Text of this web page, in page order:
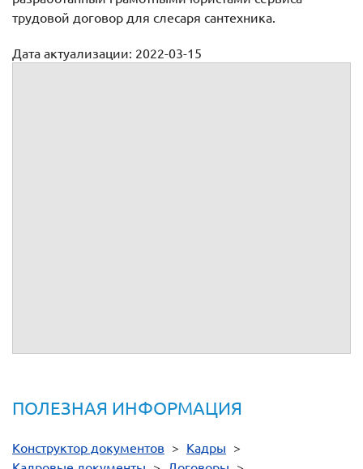
трудовой договор для слесаря сантехника.
Дата актуализации: 2022-03-15
ПОЛЕЗНАЯ ИНФОРМАЦИЯ
Конструктор документов > Кадры >